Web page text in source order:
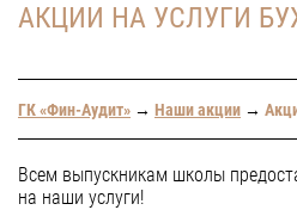
АКЦИИ НА УСЛУГИ
ГК «Фин-Аудит» → Наши акции →
Всем выпускникам школы
на наши услуги!